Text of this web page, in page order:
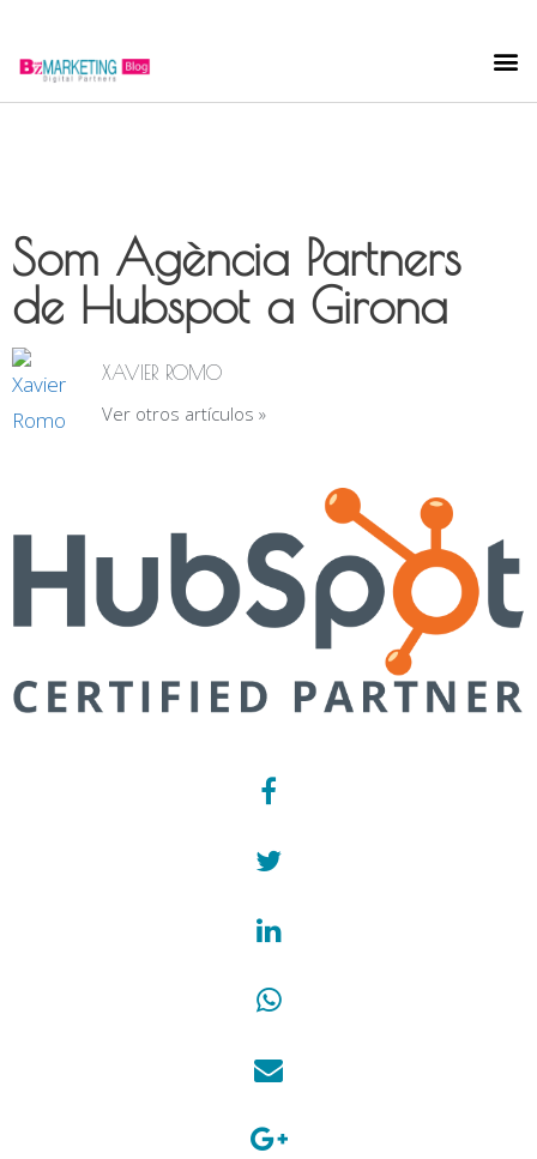
Som Agència Partners
de Hubspot a Girona
XAVIER ROMO
Ver otros artículos »